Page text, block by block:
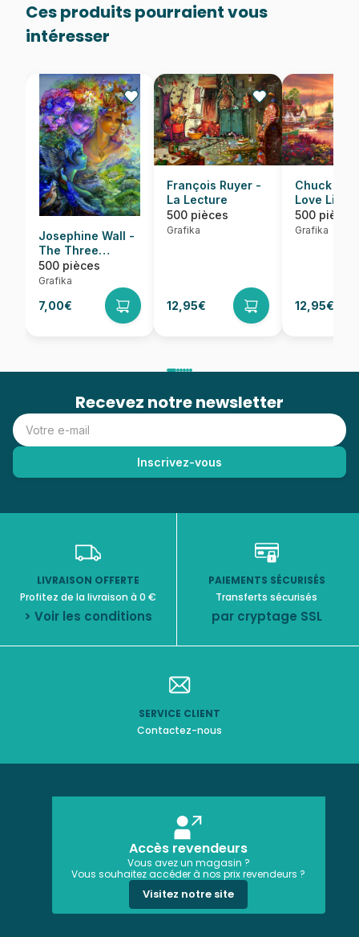
Ces produits pourraient vous
intéresser
Josephine Wall -
The Three
Graces
500 pièces
Grafika
7,00€
François Ruyer -
La Lecture
500 pièces
Grafika
12,95€
Chuck
Love
500 pièces
Grafika
12,95€
Recevez notre newsletter
LIVRAISON OFFERTE
Profitez de la livraison à 0 €
> Voir les conditions
PAIEMENTS SÉCURISÉS
Transferts sécurisés
par cryptage SSL
SERVICE CLIENT
Contactez-nous
Accès revendeurs
Vous avez un magasin ?
Vous souhaitez accéder à nos prix revendeurs ?
Visitez notre site